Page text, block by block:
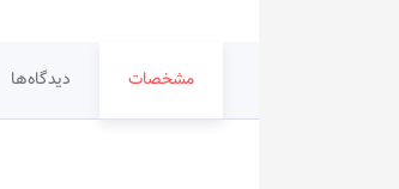
مشخصات دیدگاه‌ها